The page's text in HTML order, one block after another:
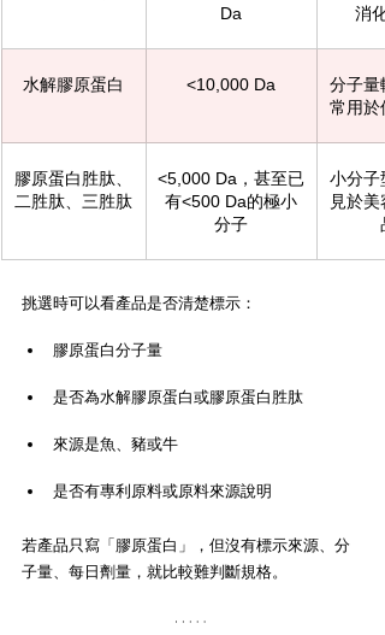
Da
消
水解膠原蛋白 <10,000 Da
分子量
常用於
膠原蛋白胜肽、
二胜肽、三胜肽
<5,000 Da，甚至已
有<500 Da的極小
分子
小分子
見於美
挑選時可以看產品是否清楚標示：
膠原蛋白分子量
是否為水解膠原蛋白或膠原蛋白胜肽
來源是魚、豬或牛
是否有專利原料或原料來源說明
若產品只寫「膠原蛋白」，但沒有標示來源、分
子量、每日劑量，就比較難判斷規格。